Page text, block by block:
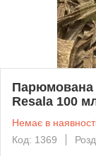
Парюмована
Resala 100
Немає в
Код: 1369